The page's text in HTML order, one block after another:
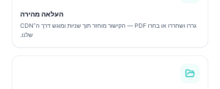
העלאה מהירה
גררו ושחררו או בחרו PDF — הקישור מוחזר תוך שניות ומוגש דרך ה־CDN
שלנו.